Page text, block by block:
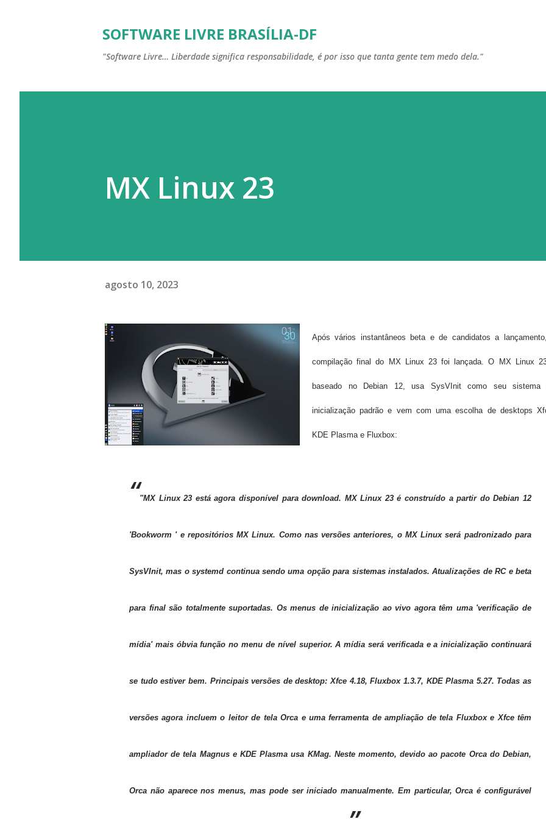
SOFTWARE LIVRE BRASÍLIA-DF
"Software Livre… Liberdade significa responsabilidade, é por isso que tanta gente tem medo dela."
MX Linux 23
agosto 10, 2023
Após vários instantâneos beta e de candidatos a
compilação final do MX Linux 23 foi lançada. O MX Linux
baseado no Debian 12, usa SysVInit como seu sistema
inicialização padrão e vem com uma escolha de desktops
KDE Plasma e Fluxbox:
"MX Linux 23 está agora disponível para download. MX Linux 23 é construído a partir do Debian 12
'Bookworm ' e repositórios MX Linux. Como nas versões anteriores, o MX Linux será padronizado para
SysVInit, mas o systemd continua sendo uma opção para sistemas instalados. Atualizações de RC e beta
para final são totalmente suportadas. Os menus de inicialização ao vivo agora têm uma 'verificação de
mídia' mais óbvia função no menu de nível superior. A mídia será verificada e a inicialização continuará
se tudo estiver bem. Principais versões de desktop: Xfce 4.18, Fluxbox 1.3.7, KDE Plasma 5.27. Todas as
versões agora incluem o leitor de tela Orca e uma ferramenta de ampliação de tela Fluxbox e Xfce têm
ampliador de tela Magnus e KDE Plasma usa KMag. Neste momento, devido ao pacote Orca do Debian,
Orca não aparece nos menus, mas pode ser iniciado manualmente. Em particular, Orca é configurável